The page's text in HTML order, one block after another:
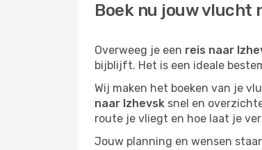
Boek nu jouw vlucht
Overweeg je een reis naar
bijblijft. Het is een ideale
Wij maken het boeken van je
naar Izhevsk snel en
route je vliegt en hoe laat je
Jouw planning en wensen